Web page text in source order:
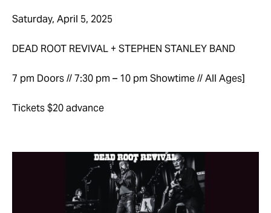
Saturday, April 5, 2025
DEAD ROOT REVIVAL + STEPHEN STANLEY BAND
7 pm Doors // 7:30 pm – 10 pm Showtime // All Ages]
Tickets $20 advance